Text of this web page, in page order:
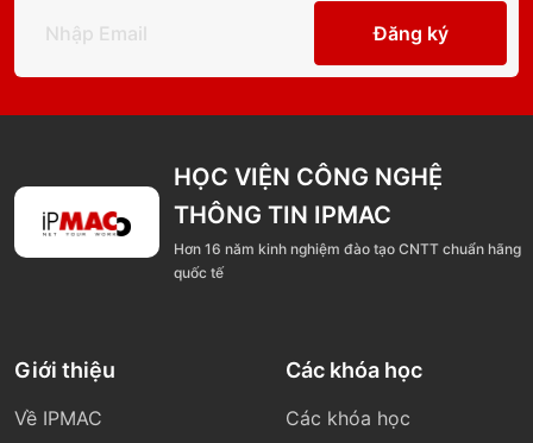
Đăng ký
HỌC VIỆN CÔNG NGHỆ
THÔNG TIN IPMAC
Hơn 16 năm kinh nghiệm đào tạo CNTT chuẩn hãng
quốc tế
Giới thiệu
Về IPMAC
Các khóa học
Các khóa học